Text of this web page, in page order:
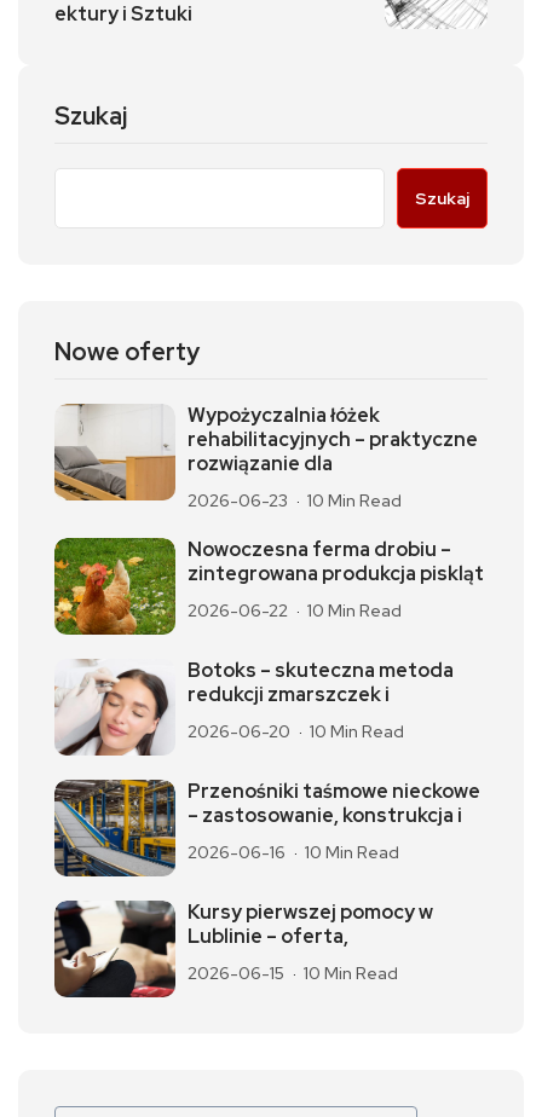
ektury i Sztuki
Szukaj
Szukaj
Nowe oferty
Wypożyczalnia łóżek
rehabilitacyjnych – praktyczne
rozwiązanie dla
2026-06-23 10 Min Read
Nowoczesna ferma drobiu –
zintegrowana produkcja piskląt
2026-06-22 10 Min Read
Botoks – skuteczna metoda
redukcji zmarszczek i
2026-06-20 10 Min Read
Przenośniki taśmowe nieckowe
– zastosowanie, konstrukcja i
2026-06-16 10 Min Read
Kursy pierwszej pomocy w
Lublinie – oferta,
2026-06-15 10 Min Read